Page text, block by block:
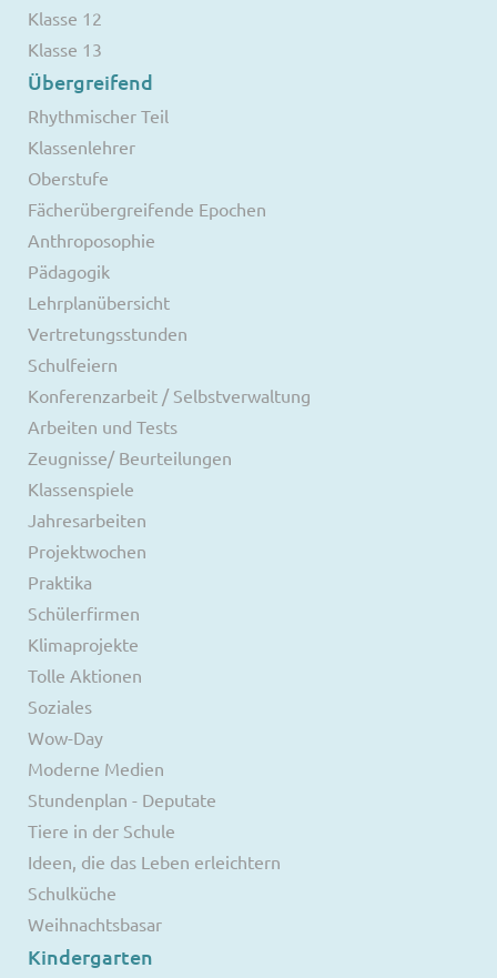
Klasse 12
Klasse 13
Übergreifend
Rhythmischer Teil
Klassenlehrer
Oberstufe
Fächerübergreifende Epochen
Anthroposophie
Pädagogik
Lehrplanübersicht
Vertretungsstunden
Schulfeiern
Konferenzarbeit / Selbstverwaltung
Arbeiten und Tests
Zeugnisse/ Beurteilungen
Klassenspiele
Jahresarbeiten
Projektwochen
Praktika
Schülerfirmen
Klimaprojekte
Tolle Aktionen
Soziales
Wow-Day
Moderne Medien
Stundenplan - Deputate
Tiere in der Schule
Ideen, die das Leben erleichtern
Schulküche
Weihnachtsbasar
Kindergarten